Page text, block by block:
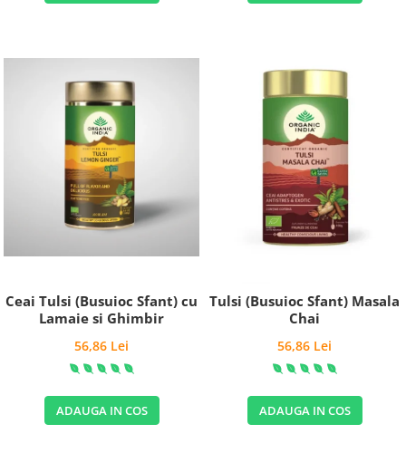
Ceai Tulsi (Busuioc Sfant) cu
Lamaie si Ghimbir
56,86 Lei
ADAUGA IN COS
Tulsi (Busuioc Sfant) Masala
Chai
56,86 Lei
ADAUGA IN COS